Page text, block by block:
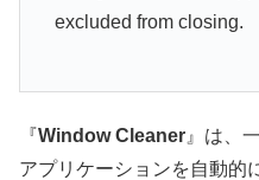
excluded from closing.
『Window Cleaner 』は、
アプリケーションを自動的